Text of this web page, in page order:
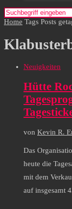
Home Tags Posts
Neuigkeiten
Hütte
von Kevin R.
Das
heute die
mit dem
auf insgesamt